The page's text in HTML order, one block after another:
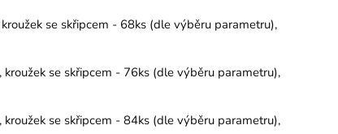
se skřipcem - 68ks (dle výběru parametru),
se skřipcem - 76ks (dle výběru parametru),
se skřipcem - 84ks (dle výběru parametru),